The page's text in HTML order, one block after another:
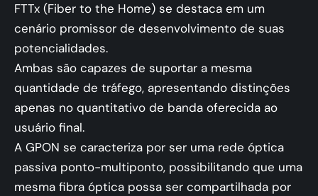
FTTx (Fiber to the Home) se destaca em um
cenário promissor de desenvolvimento de suas
potencialidades.
Ambas são capazes de suportar a mesma
quantidade de tráfego, apresentando distinções
apenas no quantitativo de banda oferecida ao
usuário final.
A GPON se caracteriza por ser uma rede óptica
passiva ponto-multiponto, possibilitando que uma
mesma fibra óptica possa ser compartilhada por